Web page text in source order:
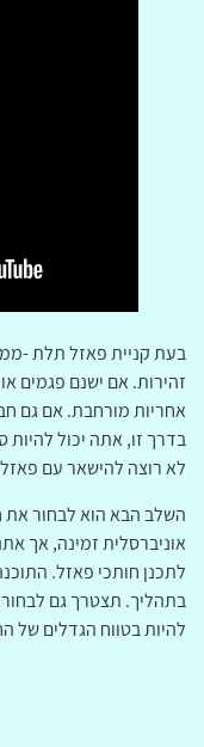
בעת קניית פאזל תלת -
זהירות. אם ישנם פגמים
אחריות מורחבת. אם גם
בדרך זו, אתה יכול
לא רוצה להישאר עם
השלב הבא הוא לבחור את
אוניברסלית זמינה, אך
לתכנן חותכי פאזל.
בתהליך. תצטרך גם לבחור
להיות בטווח הגדלים של